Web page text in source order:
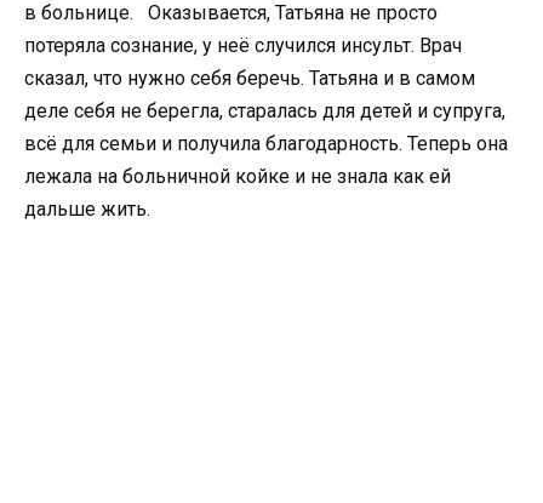
в больнице. Оказывается, Татьяна не просто
потеряла сознание, у неё случился инсульт. Врач
сказал, что нужно себя беречь. Татьяна и в самом
деле себя не берегла, старалась для детей и супруга,
всё для семьи и получила благодарность. Теперь она
лежала на больничной койке и не знала как ей
дальше жить.